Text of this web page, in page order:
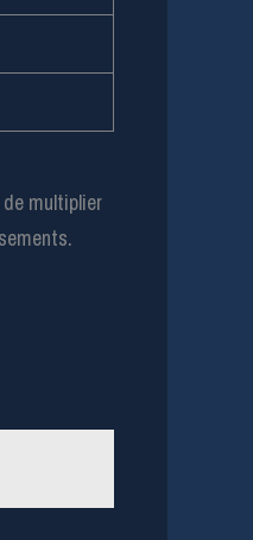
multiplier